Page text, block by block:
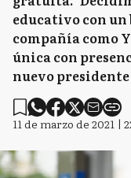
educativo con un
compañía como
única con
nuevo presidente
11 de marzo de 2021 |